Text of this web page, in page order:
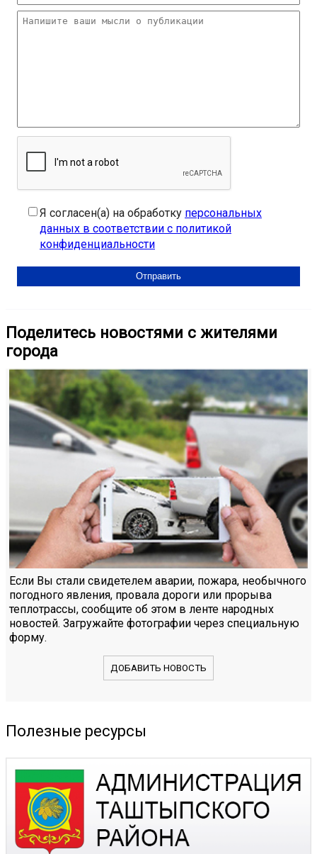
Я согласен(а) на обработку персональных
данных в соответствии с политикой
конфиденциальности
Поделитесь новостями с жителями
города
Если Вы стали свидетелем аварии, пожара, необычного
погодного явления, провала дороги или прорыва
теплотрассы, сообщите об этом в ленте народных
новостей. Загружайте фотографии через специальную
форму.
ДОБАВИТЬ НОВОСТЬ
Полезные ресурсы